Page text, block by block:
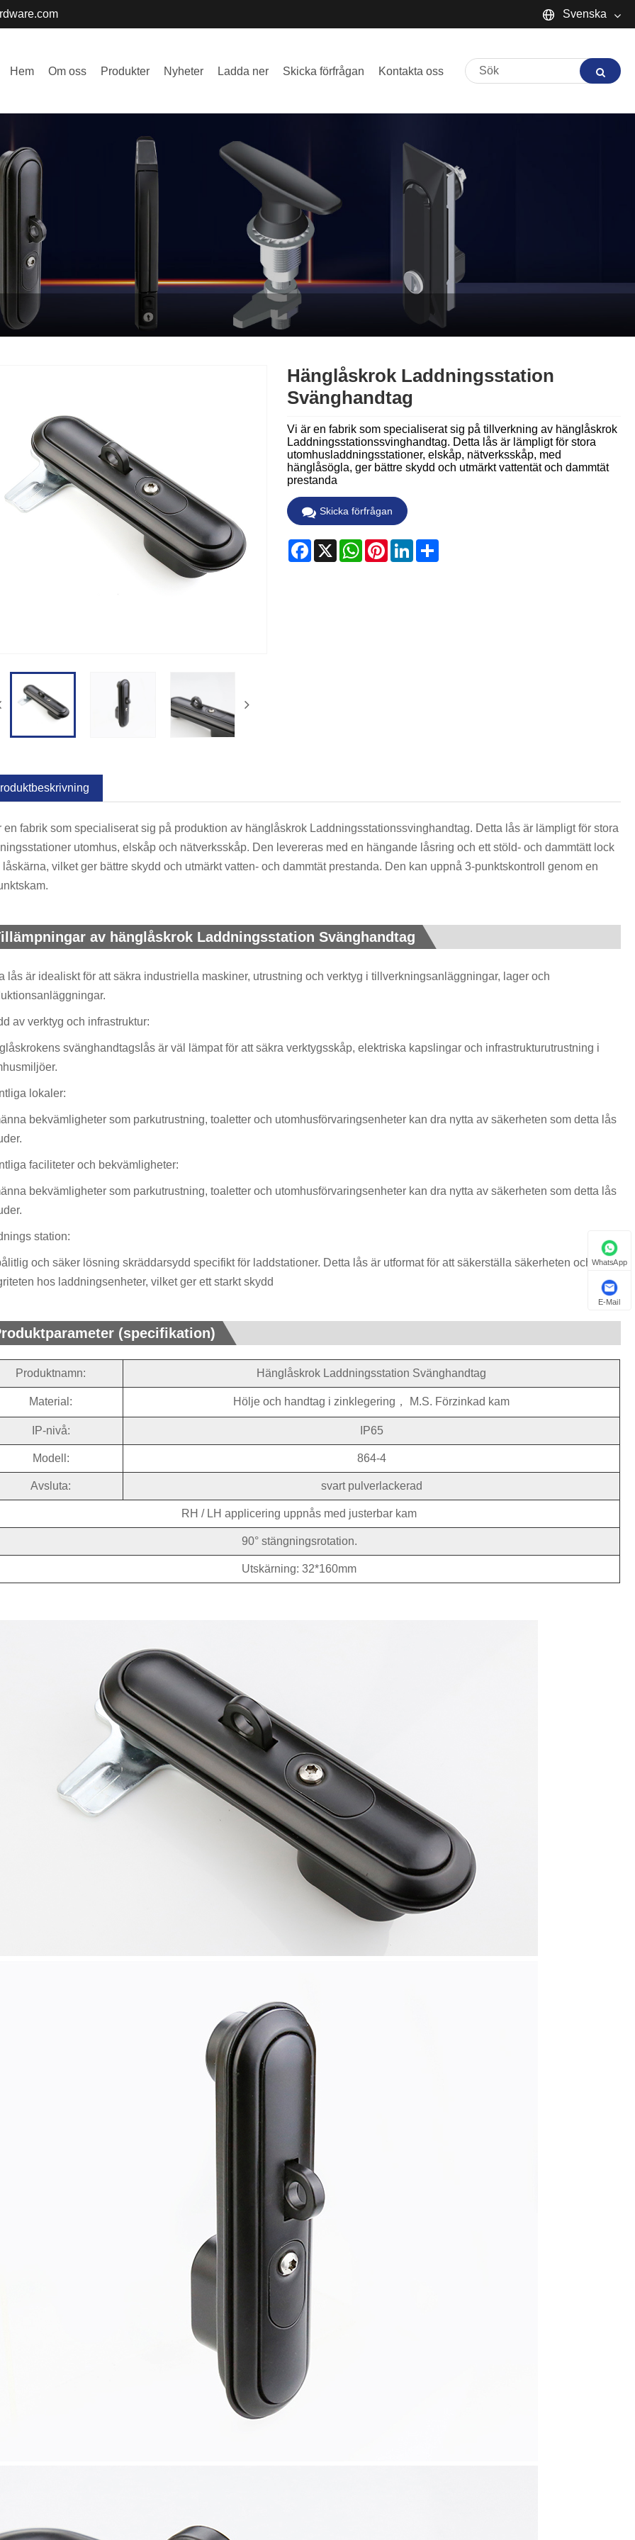
Svenska
Italiano
Svenska
Hem Om oss Produkter Nyheter Ladda ner Skicka förfrågan Kontakta oss
Hänglåskrok Laddningsstation
Svänghandtag
Vi är en fabrik som specialiserat sig på tillverkning av hänglåskrok
Laddningsstationssvinghandtag. Detta lås är lämpligt för stora
utomhusladdningsstationer, elskåp, nätverksskåp, med
hänglåsögla, ger bättre skydd och utmärkt vattentät och dammtät
prestanda
Skicka förfrågan
Facebook
X WhatsApp
PinterestLinkedInShare
en fabrik som specialiserat sig på produktion av hänglåskrok Laddningsstationssvinghandtag. Detta lås är lämpligt för stora
utomhus, elskåp och nätverksskåp. Den levereras med en hängande låsring och ett stöld- och dammtätt lock
låskärna, vilket ger bättre skydd och utmärkt vatten- och dammtät prestanda. Den kan uppnå 3-punktskontroll genom en
av hänglåskrok Laddningsstation Svänghandtag
lås är idealiskt för att säkra industriella maskiner, utrustning och verktyg i tillverkningsanläggningar, lager och
av verktyg och infrastruktur:
svänghandtagslås är väl lämpat för att säkra verktygsskåp, elektriska kapslingar och infrastrukturutrustning i
lokaler:
bekvämligheter som parkutrustning, toaletter och utomhusförvaringsenheter kan dra nytta av säkerheten som detta lås
faciliteter och bekvämligheter:
bekvämligheter som parkutrustning, toaletter och utomhusförvaringsenheter kan dra nytta av säkerheten som detta lås
station:
och säker lösning skräddarsydd specifikt för laddstationer. Detta lås är utformat för att säkerställa säkerheten och
hos laddningsenheter, vilket ger ett starkt skydd
(specifikation)
Produktnamn: Hänglåskrok Laddningsstation Svänghandtag
Material: Hölje och handtag i zinklegering， M.S. Förzinkad kam
IP-nivå: IP65
Modell: 864-4
Avsluta: svart pulverlackerad
RH / LH applicering uppnås med justerbar kam
90° stängningsrotation.
Utskärning: 32*160mm
WhatsApp
E-Mail